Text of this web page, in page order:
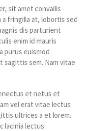
sit amet convallis
a fringilla at, lobortis sed
dis parturient
enim id mauris
purus euismod
sagittis sem. Nam vitae
et netus et
vel erat vitae lectus
ultrices a et lorem.
lacinia lectus